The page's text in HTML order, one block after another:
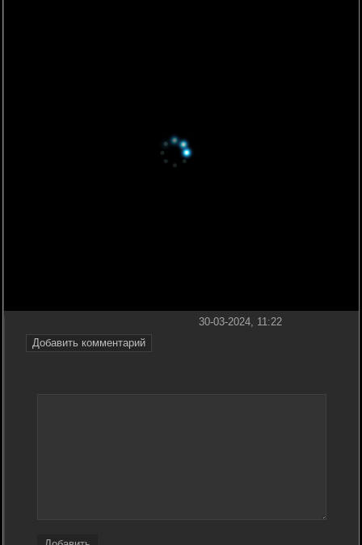
Добавить комментарий
30-03-2024, 11:22